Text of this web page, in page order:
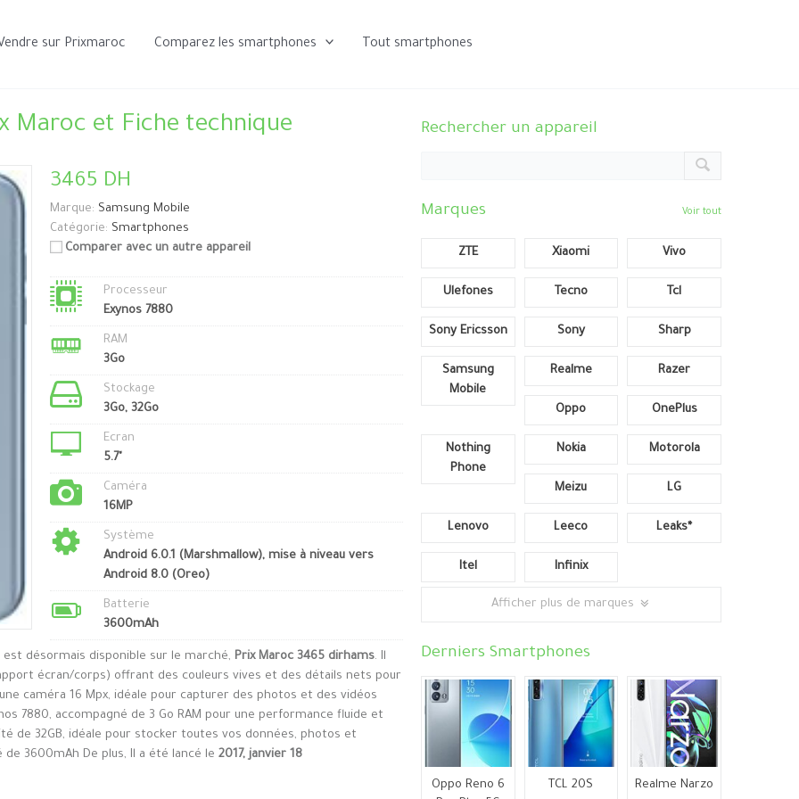
sur Prixmaroc Comparez les smartphones Tout smartphones
Maroc et Fiche technique
3465 DH
Marque: Samsung Mobile
Catégorie: Smartphones
Comparer avec un autre appareil
Processeur
Exynos 7880
RAM
3Go
Stockage
3Go, 32Go
Ecran
5.7"
Caméra
16MP
Système
Android 6.0.1 (Marshmallow), mise à niveau vers
Android 8.0 (Oreo)
Batterie
3600mAh
est désormais disponible sur le marché, Prix Maroc 3465 dirhams. Il
écran/corps) offrant des couleurs vives et des détails nets pour
caméra 16 Mpx, idéale pour capturer des photos et des vidéos
7880, accompagné de 3 Go RAM pour une performance fluide et
de 32GB, idéale pour stocker toutes vos données, photos et
3600mAh De plus, Il a été lancé le 2017, janvier 18
Rechercher un appareil
Marques Voir tout
ZTE Xiaomi Vivo
Ulefones Tecno Tcl
Sony Ericsson Sony Sharp
Samsung
Mobile
Realme Razer
Oppo OnePlus
Nothing
Phone
Nokia Motorola
Meizu LG
Lenovo Leeco Leaks*
Itel Infinix
Afficher plus de marques
Derniers Smartphones
Oppo Reno 6
TCL 20S Realme Narzo